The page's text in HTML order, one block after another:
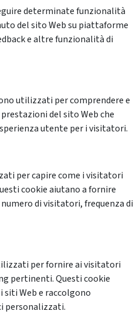
determinate funzionalità
del sito Web su piattaforme
e altre funzionalità di
utilizzati per comprendere e
del sito Web che
utente per i visitatori.
per capire come i visitatori
cookie aiutano a fornire
di visitatori, frequenza di
per fornire ai visitatori
pertinenti. Questi cookie
Web e raccolgono
personalizzati.